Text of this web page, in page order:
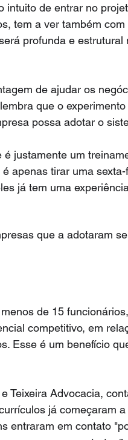
intuito de entrar no
tem a ver também
profunda e estrutural
de ajudar os
que o
possa adotar o
justamente um
apenas tirar uma
já tem uma
que a adotaram
de 15
competitivo, em
Esse é um benefício
Teixeira Advocacia,
já começaram
entraram em contato